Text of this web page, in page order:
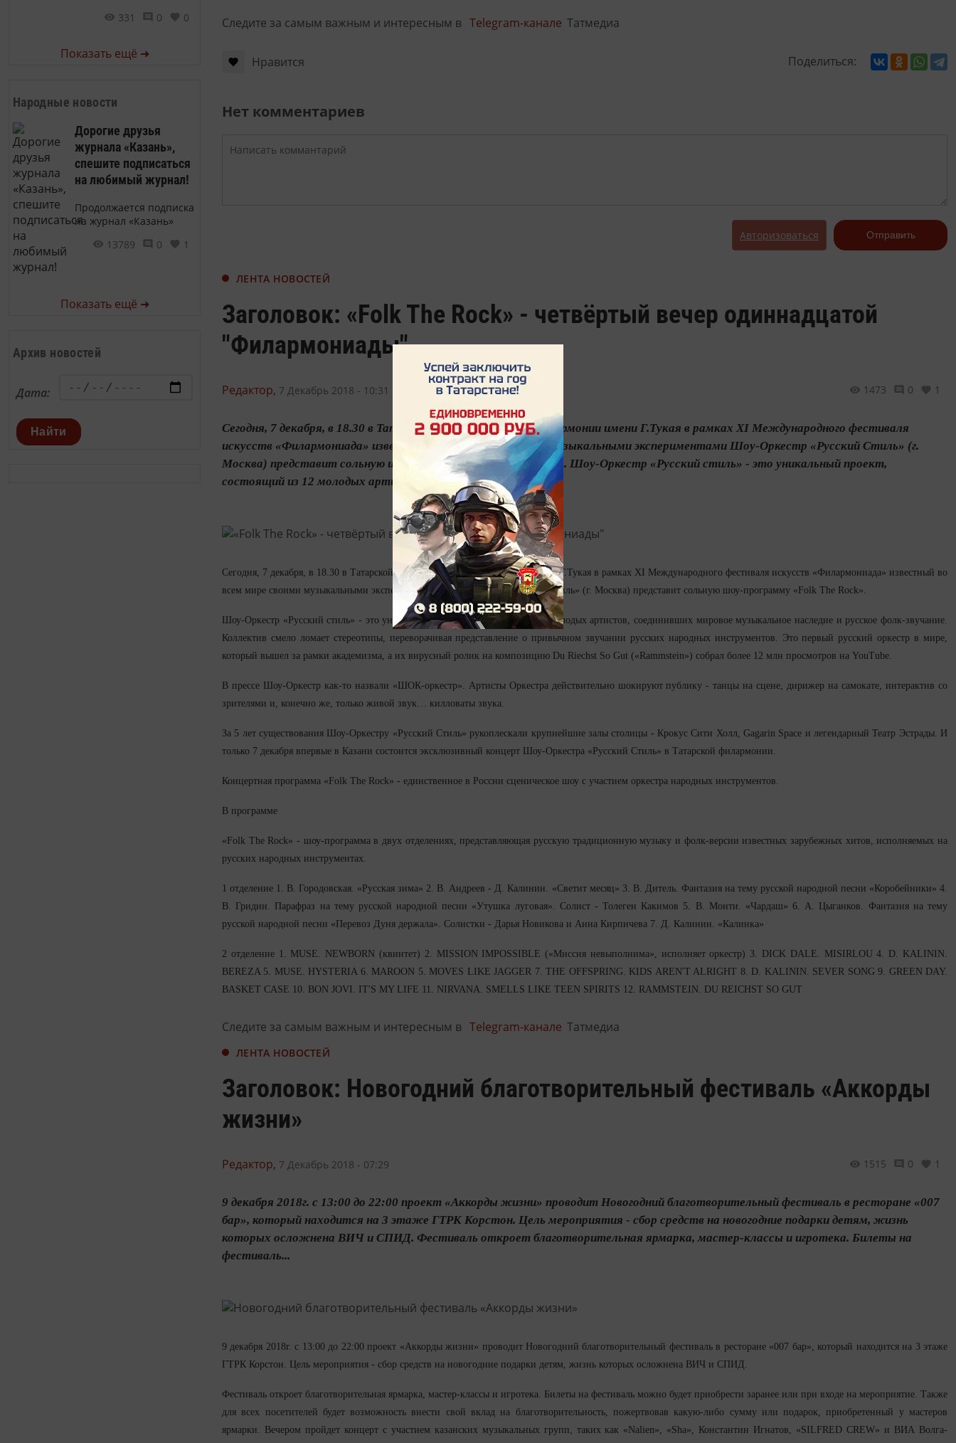
331
0 0
Показать ещё ➜
Народные новости
Дорогие друзья
журнала «Казань»,
спешите подписаться
на любимый журнал!
Продолжается подписка
на журнал «Казань»
13789
0 1
Показать ещё ➜
Архив новостей
Дата:
Найти
Следите за самым важным и интересным в Telegram-канале Татмедиа
Нравится Поделиться:
Нет комментариев
Авторизоваться Отправить
ЛЕНТА НОВОСТЕЙ
Заголовок: «Folk The Rock» - четвёртый вечер одиннадцатой
"Филармониады"
Редактор, 7 Декабрь 2018 - 10:31 1473 0 1
Сегодня, 7 декабря, в 18.30 в Татарской государственной филармонии имени Г.Тукая в рамках XI Международного фестиваля
искусств «Филармониада» известный во всем мире своими музыкальными экспериментами Шоу-Оркестр «Русский Стиль» (г.
Москва) представит сольную шоу-программу «Folk The Rock». Шоу-Оркестр «Русский стиль» - это уникальный проект,
состоящий из 12 молодых артистов, соединивших мировое...
Сегодня, 7 декабря, в 18.30 в Татарской государственной филармонии имени Г.Тукая в рамках XI Международного фестиваля искусств «Филармониада» известный во
всем мире своими музыкальными экспериментами Шоу-Оркестр «Русский Стиль» (г. Москва) представит сольную шоу-программу «Folk The Rock».
Шоу-Оркестр «Русский стиль» - это уникальный проект, состоящий из 12 молодых артистов, соединивших мировое музыкальное наследие и русское фолк-звучание.
Коллектив смело ломает стереотипы, переворачивая представление о привычном звучании русских народных инструментов. Это первый русский оркестр в мире,
который вышел за рамки академизма, а их вирусный ролик на композицию Du Riechst So Gut («Rammstein») собрал более 12 млн просмотров на YouTube.
В прессе Шоу-Оркестр как-то назвали «ШОК-оркестр». Артисты Оркестра действительно шокируют публику - танцы на сцене, дирижер на самокате, интерактив со
зрителями и, конечно же, только живой звук… килловаты звука.
За 5 лет существования Шоу-Оркестру «Русский Стиль» рукоплескали крупнейшие залы столицы - Крокус Сити Холл, Gagarin Space и легендарный Театр Эстрады. И
только 7 декабря впервые в Казани состоится эксклюзивный концерт Шоу-Оркестра «Русский Стиль» в Татарской филармонии.
Концертная программа «Folk The Rock» - единственное в России сценическое шоу с участием оркестра народных инструментов.
В программе
«Folk The Rock» - шоу-программа в двух отделениях, представляющая русскую традиционную музыку и фолк-версии известных зарубежных хитов, исполняемых на
русских народных инструментах.
1 отделение 1. В. Городовская. «Русская зима» 2. В. Андреев - Д. Калинин. «Светит месяц» 3. В. Дитель. Фантазия на тему русской народной песни «Коробейники» 4.
В. Гридин. Парафраз на тему русской народной песни «Утушка луговая». Солист - Толеген Какимов 5. В. Монти. «Чардаш» 6. А. Цыганков. Фантазия на тему
русской народной песни «Перевоз Дуня держала». Солистки - Дарья Новикова и Анна Кирпичева 7. Д. Калинин. «Калинка»
2 отделение 1. MUSE. NEWBORN (квинтет) 2. MISSION IMPOSSIBLE («Миссия невыполнима», исполняет оркестр) 3. DICK DALE. MISIRLOU 4. D. KALININ.
BEREZA 5. MUSE. HYSTERIA 6. MAROON 5. MOVES LIKE JAGGER 7. THE OFFSPRING. KIDS AREN'T ALRIGHT 8. D. KALININ. SEVER SONG 9. GREEN DAY.
BASKET CASE 10. BON JOVI. IT'S MY LIFE 11. NIRVANA. SMELLS LIKE TEEN SPIRITS 12. RAMMSTEIN. DU REICHST SO GUT
Следите за самым важным и интересным в Telegram-канале Татмедиа
ЛЕНТА НОВОСТЕЙ
Заголовок: Новогодний благотворительный фестиваль «Аккорды
жизни»
Редактор, 7 Декабрь 2018 - 07:29 1515 0 1
9 декабря 2018г. с 13:00 до 22:00 проект «Аккорды жизни» проводит Новогодний благотворительный фестиваль в ресторане «007
бар», который находится на 3 этаже ГТРК Корстон. Цель мероприятия - сбор средств на новогодние подарки детям, жизнь
которых осложнена ВИЧ и СПИД. Фестиваль откроет благотворительная ярмарка, мастер-классы и игротека. Билеты на
фестиваль...
9 декабря 2018г. с 13:00 до 22:00 проект «Аккорды жизни» проводит Новогодний благотворительный фестиваль в ресторане «007 бар», который находится на 3 этаже
ГТРК Корстон. Цель мероприятия - сбор средств на новогодние подарки детям, жизнь которых осложнена ВИЧ и СПИД.
Фестиваль откроет благотворительная ярмарка, мастер-классы и игротека. Билеты на фестиваль можно будет приобрести заранее или при входе на мероприятие. Также
для всех посетителей будет возможность внести свой вклад на благотворительность, пожертвовав какую-либо сумму или подарок, приобретенный у мастеров
ярмарки. Вечером пройдет концерт с участием казанских музыкальных групп, таких как «Nalien», «Sha», Константин Игнатов, «SILFRED CREW» и ВИА Волга-